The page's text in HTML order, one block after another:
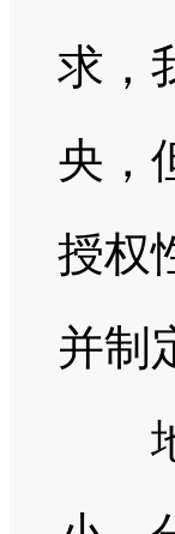
求，
央，
授权
并制
地